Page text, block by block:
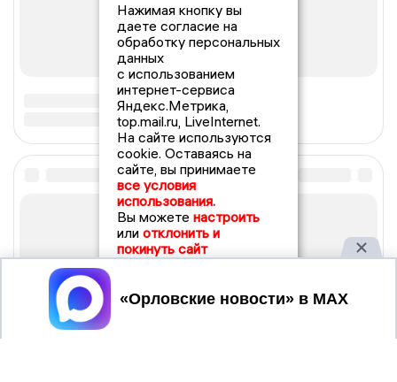
Нажимая кнопку вы
даете согласие на
обработку персональных
данных
с использованием
интернет-сервиса
Яндекс.Метрика,
top.mail.ru, LiveInternet.
На сайте используются
cookie. Оставаясь на
сайте, вы принимаете
все условия
использования.
Вы можете настроить
или отклонить и
покинуть сайт
Принять